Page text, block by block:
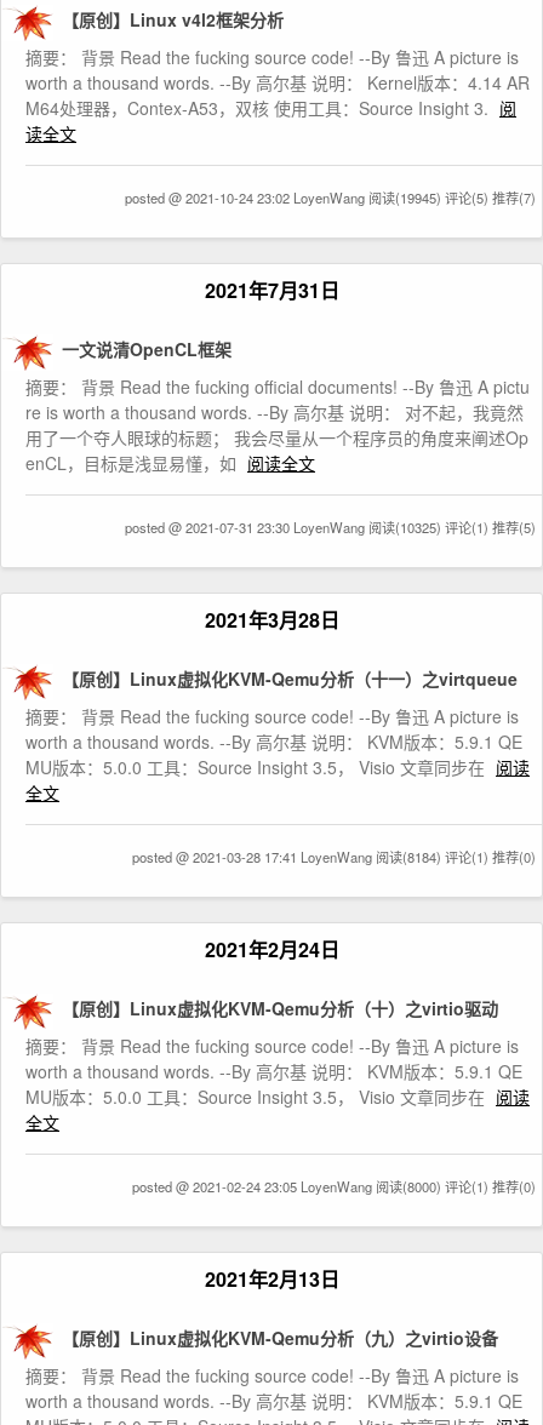
【原创】Linux v4l2框架分析
摘要： 背景 Read the fucking source code! --By 鲁迅 A picture is
worth a thousand words. --By 高尔基 说明： Kernel版本：4.14 AR
M64处理器，Contex-A53，双核 使用工具：Source Insight 3. 阅
读全文
posted @ 2021-10-24 23:02 LoyenWang 阅读(19945) 评论(5) 推荐(7)
2021年7月31日
一文说清OpenCL框架
摘要： 背景 Read the fucking official documents! --By 鲁迅 A pictu
re is worth a thousand words. --By 高尔基 说明： 对不起，我竟然
用了一个夺人眼球的标题； 我会尽量从一个程序员的角度来阐述Op
enCL，目标是浅显易懂，如 阅读全文
posted @ 2021-07-31 23:30 LoyenWang 阅读(10325) 评论(1) 推荐(5)
2021年3月28日
【原创】Linux虚拟化KVM-Qemu分析（十一）之virtqueue
摘要： 背景 Read the fucking source code! --By 鲁迅 A picture is
worth a thousand words. --By 高尔基 说明： KVM版本：5.9.1 QE
MU版本：5.0.0 工具：Source Insight 3.5， Visio 文章同步在 阅读
全文
posted @ 2021-03-28 17:41 LoyenWang 阅读(8184) 评论(1) 推荐(0)
2021年2月24日
【原创】Linux虚拟化KVM-Qemu分析（十）之virtio驱动
摘要： 背景 Read the fucking source code! --By 鲁迅 A picture is
worth a thousand words. --By 高尔基 说明： KVM版本：5.9.1 QE
MU版本：5.0.0 工具：Source Insight 3.5， Visio 文章同步在 阅读
全文
posted @ 2021-02-24 23:05 LoyenWang 阅读(8000) 评论(1) 推荐(0)
2021年2月13日
【原创】Linux虚拟化KVM-Qemu分析（九）之virtio设备
摘要： 背景 Read the fucking source code! --By 鲁迅 A picture is
worth a thousand words. --By 高尔基 说明： KVM版本：5.9.1 QE